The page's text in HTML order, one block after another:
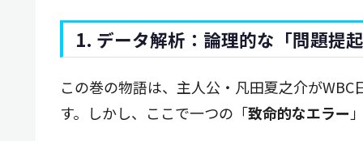
1. データ解析：論理的な「問題提
この巻の物語は、主人公・凡田夏之介が
す。しかし、ここで一つの「致命的なエラー